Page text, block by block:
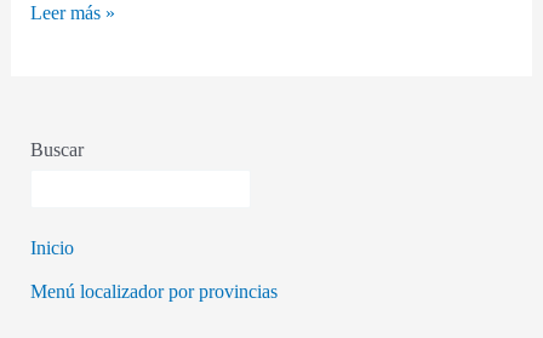
Leer más »
Buscar
Inicio
Menú localizador por provincias